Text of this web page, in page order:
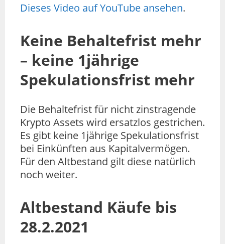
Dieses Video auf YouTube ansehen.
Keine Behaltefrist mehr
– keine 1jährige
Spekulationsfrist mehr
Die Behaltefrist für nicht zinstragende
Krypto Assets wird ersatzlos gestrichen.
Es gibt keine 1jährige Spekulationsfrist
bei Einkünften aus Kapitalvermögen.
Für den Altbestand gilt diese natürlich
noch weiter.
Altbestand Käufe bis
28.2.2021